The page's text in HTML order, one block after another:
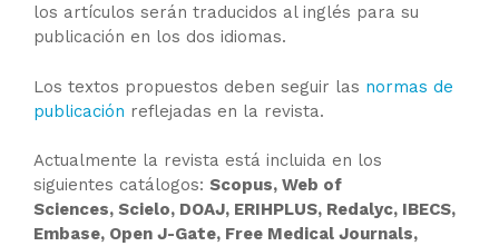
los artículos serán traducidos al inglés para su
publicación en los dos idiomas.
Los textos propuestos deben seguir las normas de
publicación reflejadas en la revista.
Actualmente la revista está incluida en los
siguientes catálogos: Scopus, Web of
Sciences, Scielo, DOAJ, ERIHPLUS, Redalyc, IBECS,
Embase, Open J-Gate, Free Medical Journals,